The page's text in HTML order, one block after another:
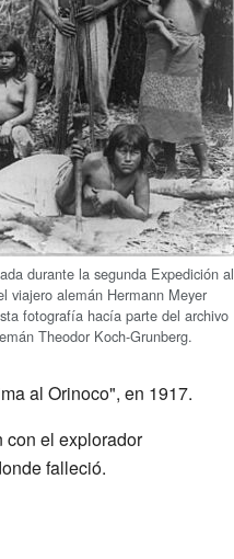
durante la segunda Expedición al
viajero alemán Hermann Meyer
fotografía hacía parte del archivo
Theodor Koch-Grunberg.
al Orinoco", en 1917.
con el explorador
falleció.